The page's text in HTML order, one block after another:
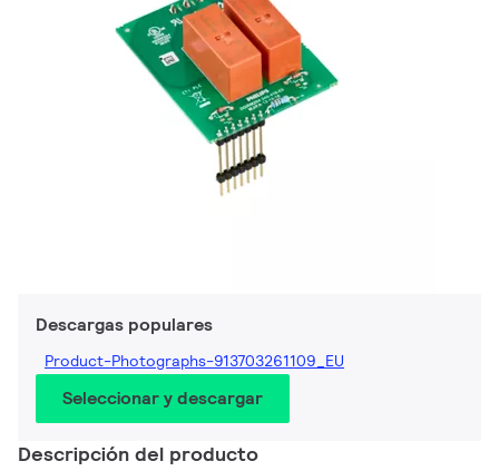
Descargas populares
Product-Photographs-913703261109_EU
Seleccionar y descargar
Descripción del producto